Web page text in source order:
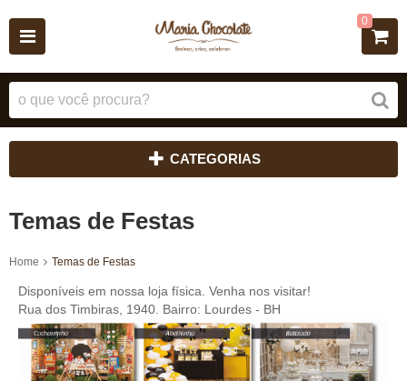
0
CATEGORIAS
Temas de Festas
Home Temas de Festas
Disponíveis em nossa loja física. Venha nos visitar!
Rua dos Timbiras, 1940. Bairro: Lourdes - BH